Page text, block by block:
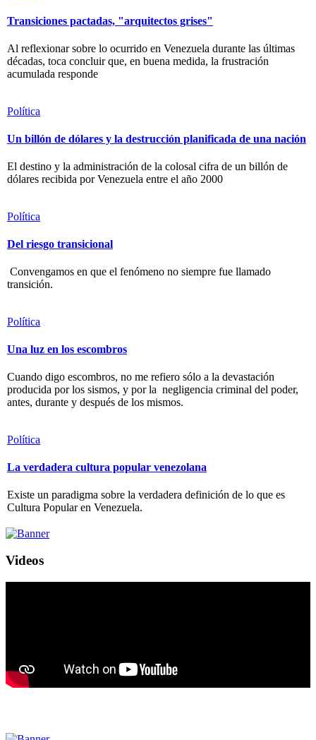
Transiciones pactadas, "arquitectos grises"
Al reflexionar sobre lo ocurrido en Venezuela durante las últimas
décadas, toca concluir que, en buena medida, la frustración
acumulada responde
Política
Un billón de dólares y la destrucción planificada de una nación
El destino y la administración de la colosal cifra de un billón de
dólares recibida por Venezuela entre el año 2000
Política
Del riesgo transicional
Convengamos en que el fenómeno no siempre fue llamado
transición.
Política
Una luz en los escombros
Cuando digo escombros, no me refiero sólo a la devastación
producida por los sismos, y por la negligencia criminal del poder,
antes, durante y después de los mismos.
Política
La verdadera cultura popular venezolana
Existe un paradigma sobre la verdadera definición de lo que es
Cultura Popular en Venezuela.
Videos